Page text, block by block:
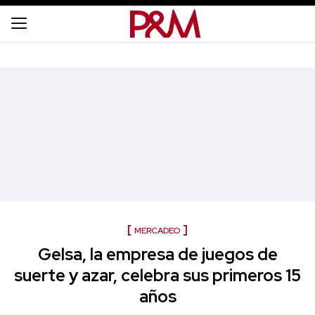
MERCADEO
Gelsa, la empresa de juegos de
suerte y azar, celebra sus primeros 15
años